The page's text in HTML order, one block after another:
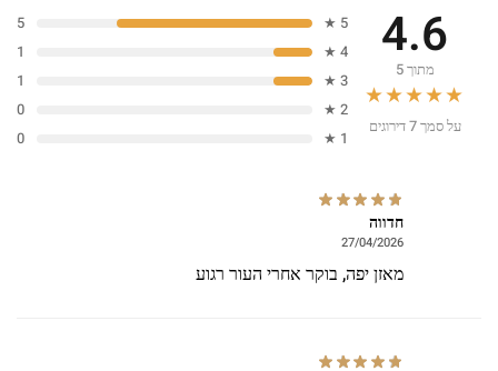
4.6
מתוך 5
★★★★★
על סמך 7 דירוגים
5 ★
5
4 ★
1
3 ★
1
2 ★
0
1 ★
0
חדווה
27/04/2026
מאזן יפה, בוקר אחרי העור רגוע